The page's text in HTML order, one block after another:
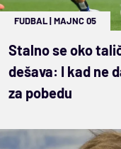
FUDBAL|MAJNC 05
Stalno se oko
dešava: I kad ne
za pobedu